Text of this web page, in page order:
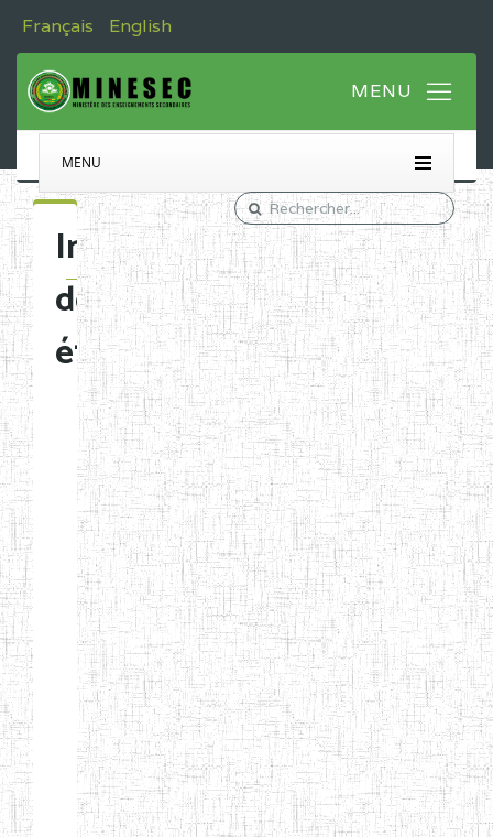
Français English
MENU
Immatriculation
des
établissements
Etablissements
d'enseignement
normal
ENI
Chercher: